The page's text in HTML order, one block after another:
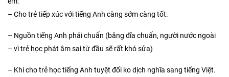
– Cho trẻ tiếp xúc với tiếng Anh càng sớm càng tốt.
– Nguồn tiếng Anh phải chuẩn (băng đĩa chuẩn, người nước ngoài
– vì trẻ học phát âm sai từ đầu sẽ rất khó sửa)
– Khi cho trẻ học tiếng Anh tuyệt đối ko dịch nghĩa sang tiếng Việt.